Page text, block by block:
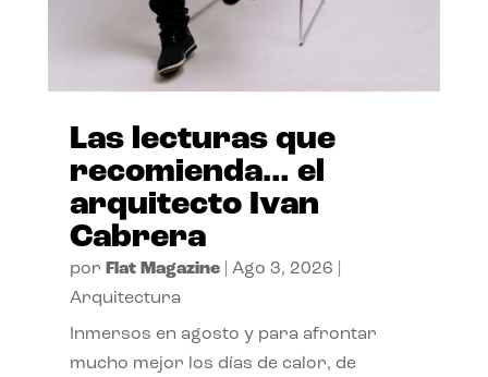
Las lecturas que
recomienda… el
arquitecto Ivan
Cabrera
por Flat Magazine| Ago 3, 2026
Arquitectura
Inmersos en agosto y para afrontar
mucho mejor los días de calor, de